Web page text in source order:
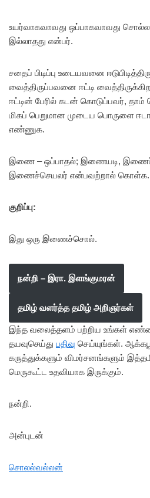
உயர்வாகவாவது ஒப்பாகவாவது
இல்லாதது என்பர்.
சதைப் பிடிப்பு உடையவனை
வைத்திருப்பவனை ஈட்டி
ஈட்டின் பேரில் கடன் கொடுப்பவர், தாம்
மிகப் பெறுமான முடைய பொருளை
எண்ணுக.
இணை – ஒப்பாதல்; இணையடி,
இணைச்செயலர் என்பவற்றால் கொள்க.
குறிப்பு:
இது ஒரு இணைச்சொல்.
நன்றி – இரா. இளங்குமரன்
தமிழ் வளர்த்த தமிழ் அறிஞர்கள்
இந்த வலைத்தளம் பற்றிய உங்கள்
தயவுசெய்து பதிவு செய்யுங்கள்.
கருத்துக்களும் விமர்சனங்களும்
மெருகூட்ட உதவியாக இருக்கும்.
நன்றி.
அன்புடன்
சொலல்வல்லன்